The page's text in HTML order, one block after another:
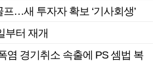
…새 투자자 확보 ‘기사회생’
부터 재개
염 경기취소 속출에 PS 셈법 복